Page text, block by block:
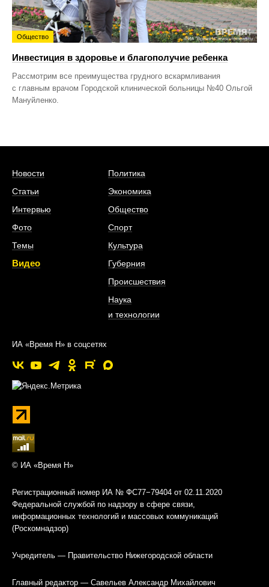
Общество
Инвестиция в здоровье и благополучие ребенка
Рассмотрим все преимущества грудного вскармливания
с главным врачом Городской клинической больницы №40 Ольгой
Мануйленко.
Новости
Статьи
Интервью
Фото
Темы
Видео
Политика
Экономика
Общество
Спорт
Культура
Губерния
Происшествия
Наука
и технологии
ИА «Время Н» в соцсетях
© ИА «Время Н»
Регистрационный номер ИА № ФС77−79404 от 02.11.2020
Федеральной службой по надзору в сфере связи,
информационных технологий и массовых коммуникаций
(Роскомнадзор)
Учредитель — Правительство Нижегородской области
Главный редактор — Савельев Александр Михайлович